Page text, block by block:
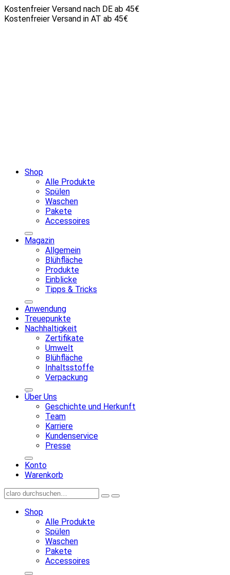
Kostenfreier Versand nach DE ab 45€
Kostenfreier Versand in AT ab 45€
Shop
Alle Produkte
Spülen
Waschen
Pakete
Accessoires
Magazin
Allgemein
Blühfläche
Produkte
Einblicke
Tipps & Tricks
Anwendung
Treuepunkte
Nachhaltigkeit
Zertifikate
Umwelt
Blühfläche
Inhaltsstoffe
Verpackung
Über Uns
Geschichte und Herkunft
Team
Karriere
Kundenservice
Presse
Konto
Warenkorb
Shop
Alle Produkte
Spülen
Waschen
Pakete
Accessoires